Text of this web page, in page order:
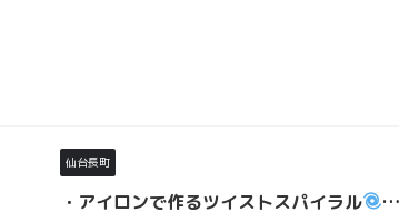
仙台長町
・アイロンで作るツイストスパイラル …